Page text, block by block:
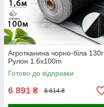
Агротканина чорно-біла 130г
Рулон 1.6x100m
Готово до відправки
6 891 ₴ 8 614 ₴